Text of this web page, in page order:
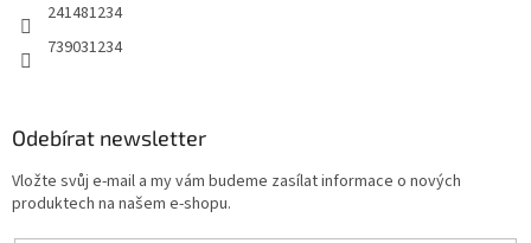
241481234
739031234
Odebírat newsletter
Vložte svůj e-mail a my vám budeme zasílat informace o nových
produktech na našem e-shopu.